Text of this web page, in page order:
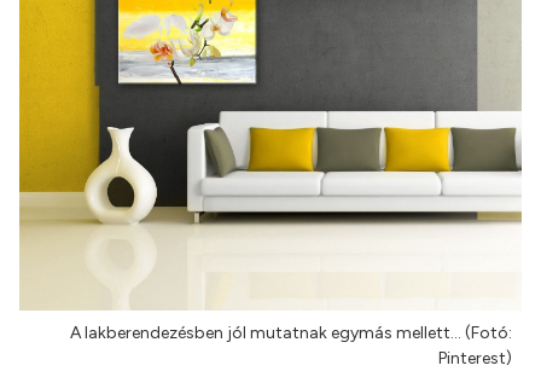
A lakberendezésben jól mutatnak egymás mellett... (Fotó:
Pinterest)